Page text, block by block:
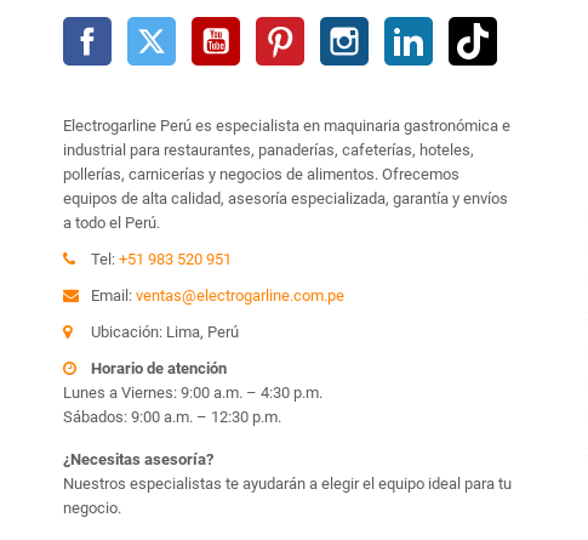
Facebook Twitter YouTube Pinterest Instagram LinkedIn
Electrogarline Perú es especialista en maquinaria gastronómica e
industrial para restaurantes, panaderías, cafeterías, hoteles,
pollerías, carnicerías y negocios de alimentos. Ofrecemos
equipos de alta calidad, asesoría especializada, garantía y envíos
a todo el Perú.
Tel: +51 983 520 951
Email: ventas@electrogarline.com.pe
Ubicación: Lima, Perú
Horario de atención
Lunes a Viernes: 9:00 a.m. – 4:30 p.m.
Sábados: 9:00 a.m. – 12:30 p.m.
¿Necesitas asesoría?
Nuestros especialistas te ayudarán a elegir el equipo ideal para tu
negocio.